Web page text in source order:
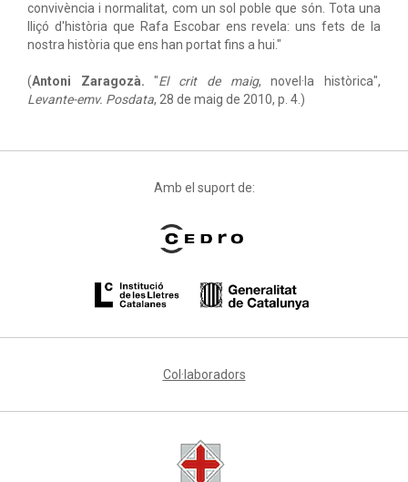
convivència i normalitat, com un sol poble que són. Tota una
lliçó d'història que Rafa Escobar ens revela: uns fets de la
nostra història que ens han portat fins a hui."
(Antoni Zaragozà. "El crit de maig, novel·la històrica",
Levante-emv. Posdata, 28 de maig de 2010, p. 4.)
Amb el suport de:
Col·laboradors